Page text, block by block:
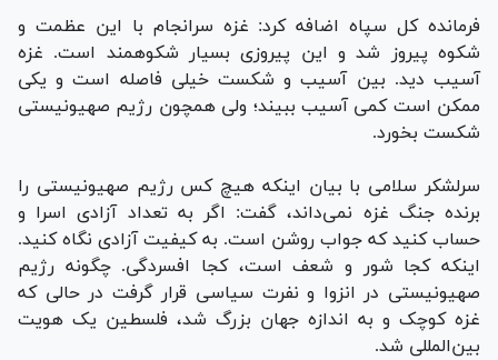
فرمانده کل سپاه اضافه کرد: غزه سرانجام با این عظمت و
شکوه پیروز شد و این پیروزی بسیار شکوهمند است. غزه
آسیب دید. بین آسیب و شکست خیلی فاصله است و یکی
ممکن است کمی آسیب ببیند؛ ولی همچون رژیم صهیونیستی
شکست بخورد.
سرلشکر سلامی با بیان اینکه هیچ کس رژیم صهیونیستی را
برنده جنگ غزه نمی‌داند، گفت: اگر به تعداد آزادی اسرا و
حساب کنید که جواب روشن است. به کیفیت آزادی نگاه کنید.
اینکه کجا شور و شعف است، کجا افسردگی. چگونه رژیم
صهیونیستی در انزوا و نفرت سیاسی قرار گرفت در حالی که
غزه کوچک و به اندازه جهان بزرگ شد، فلسطین یک هویت
بین‌المللی شد.